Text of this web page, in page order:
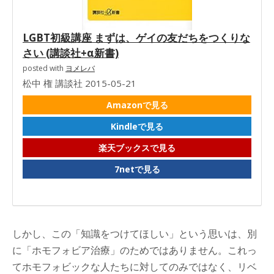
LGBT初級講座 まずは、ゲイの友だちをつくりな
さい (講談社+α新書)
posted with ヨメレバ
松中 権 講談社 2015-05-21
Amazonで見る
Kindleで見る
楽天ブックスで見る
7netで見る
しかし、この「知識をつけてほしい」という思いは、別
に「ホモフォビア治療」のためではありません。これっ
てホモフォビックな人たちに対してのみではなく、リベ